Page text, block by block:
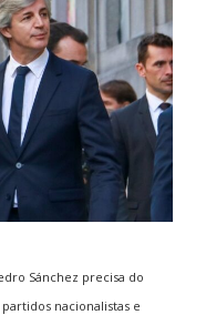
Sánchez precisa do
nacionalistas e